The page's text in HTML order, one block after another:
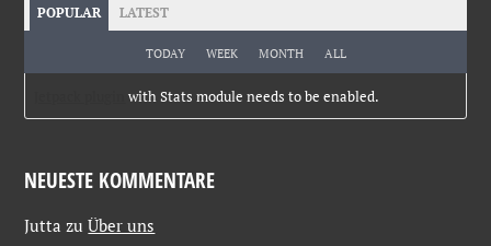
POPULAR LATEST
TODAY WEEK MONTH ALL
with Stats module needs to be enabled.
NEUESTE KOMMENTARE
Jutta zuÜber uns